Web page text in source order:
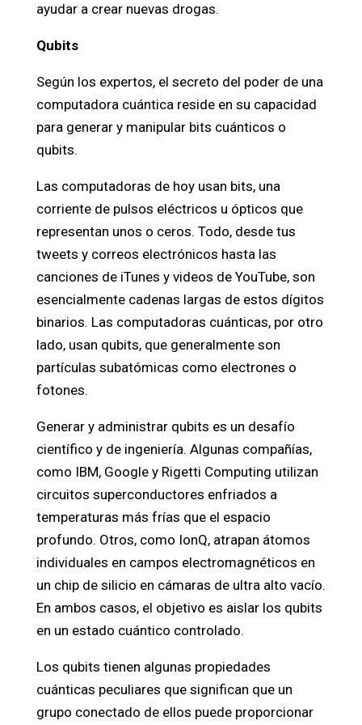
ayudar a crear nuevas drogas.
Qubits
Según los expertos, el secreto del poder de una
computadora cuántica reside en su capacidad
para generar y manipular bits cuánticos o
qubits.
Las computadoras de hoy usan bits, una
corriente de pulsos eléctricos u ópticos que
representan unos o ceros. Todo, desde tus
tweets y correos electrónicos hasta las
canciones de iTunes y videos de YouTube, son
esencialmente cadenas largas de estos dígitos
binarios. Las computadoras cuánticas, por otro
lado, usan qubits, que generalmente son
partículas subatómicas como electrones o
fotones.
Generar y administrar qubits es un desafío
científico y de ingeniería. Algunas compañías,
como IBM, Google y Rigetti Computing utilizan
circuitos superconductores enfriados a
temperaturas más frías que el espacio
profundo. Otros, como IonQ, atrapan átomos
individuales en campos electromagnéticos en
un chip de silicio en cámaras de ultra alto vacío.
En ambos casos, el objetivo es aislar los qubits
en un estado cuántico controlado.
Los qubits tienen algunas propiedades
cuánticas peculiares que significan que un
grupo conectado de ellos puede proporcionar